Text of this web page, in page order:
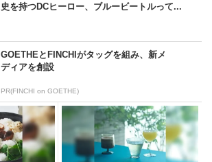
史を持つDCヒーロー、ブルービートルって...
GOETHEとFINCHIがタッグを組み、新メ
ディアを創設
PR(FINCHI on GOETHE)